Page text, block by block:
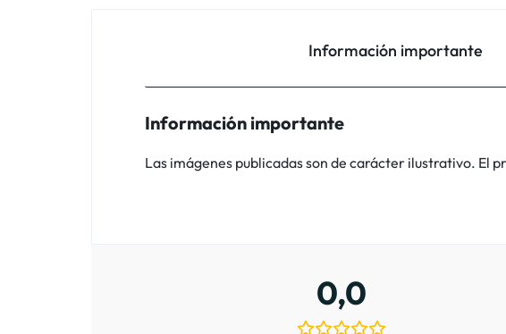
Información importante
Información importante
Las imágenes publicadas son de carácter ilustrativo. El
0,0